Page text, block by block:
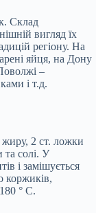
Склад
вигляд їх
регіону. На
яйця, на Дону
–
і т.д.
жиру, 2 ст. ложки
солі. У
і замішується
коржиків,
° С.